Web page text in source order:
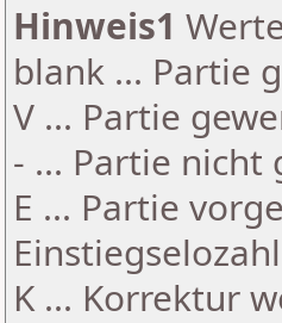
Hinweis1
blank ... Partie
V ... Partie
- ... Partie nicht
E ... Partie
K ... Korrektur